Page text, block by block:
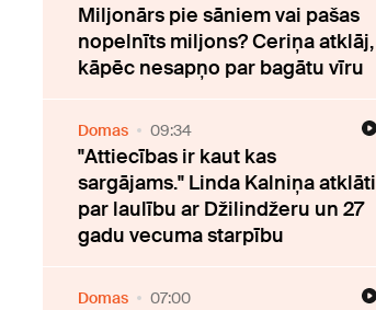
Miljonārs pie sāniem vai pašas
nopelnīts miljons? Ceriņa atklāj,
kāpēc nesapņo par bagātu vīru
Domas 09:34
"Attiecības ir kaut kas
sargājams." Linda Kalniņa atklāti
par laulību ar Džilindžeru un 27
gadu vecuma starpību
Domas 07:00